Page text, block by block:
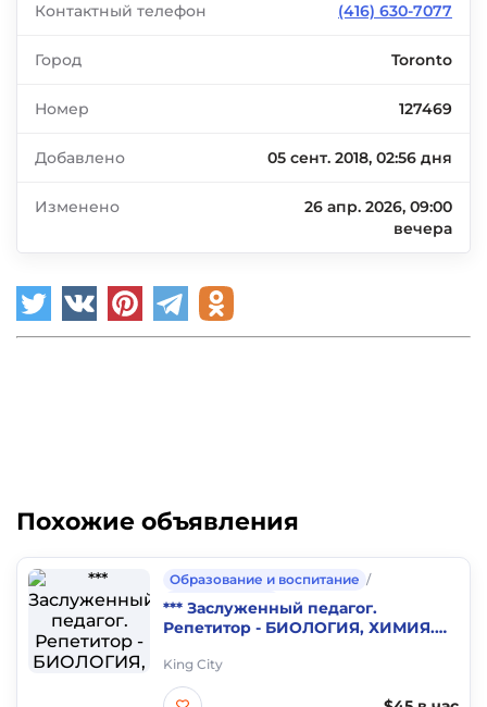
Контактный телефон (416) 630-7077
Город Toronto
Номер 127469
Добавлено 05 сент. 2018, 02:56 дня
Изменено
26 апр. 2026, 09:00
вечера
Похожие объявления
Образование и воспитание /
Частные уроки
*** Заслуженный педагог.
Репетитор - БИОЛОГИЯ, ХИМИЯ.
King City